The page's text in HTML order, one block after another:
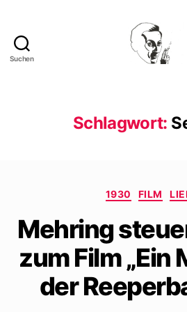
Suchen
Schlagwort:
1930 FILM
Mehring
zum Film „Ein
der